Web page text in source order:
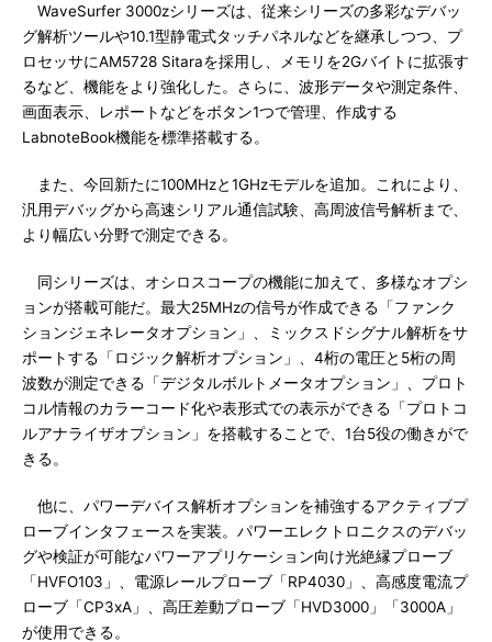
WaveSurfer 3000zシリーズは、従来シリーズの多彩なデバッ
グ解析ツールや10.1型静電式タッチパネルなどを継承しつつ、プ
ロセッサにAM5728 Sitaraを採用し、メモリを2Gバイトに拡張す
るなど、機能をより強化した。さらに、波形データや測定条件、
画面表示、レポートなどをボタン1つで管理、作成する
LabnoteBook機能を標準搭載する。
また、今回新たに100MHzと1GHzモデルを追加。これにより、
汎用デバッグから高速シリアル通信試験、高周波信号解析まで、
より幅広い分野で測定できる。
同シリーズは、オシロスコープの機能に加えて、多様なオプシ
ョンが搭載可能だ。最大25MHzの信号が作成できる「ファンク
ションジェネレータオプション」、ミックスドシグナル解析をサ
ポートする「ロジック解析オプション」、4桁の電圧と5桁の周
波数が測定できる「デジタルボルトメータオプション」、プロト
コル情報のカラーコード化や表形式での表示ができる「プロトコ
ルアナライザオプション」を搭載することで、1台5役の働きがで
きる。
他に、パワーデバイス解析オプションを補強するアクティブプ
ローブインタフェースを実装。パワーエレクトロニクスのデバッ
グや検証が可能なパワーアプリケーション向け光絶縁プローブ
「HVFO103」、電源レールプローブ「RP4030」、高感度電流プ
ローブ「CP3xA」、高圧差動プローブ「HVD3000」「3000A」
が使用できる。